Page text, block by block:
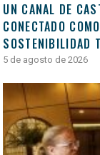
UN CANAL DE
CONECTADO
SOSTENIBILIDAD
5 de agosto de 2026